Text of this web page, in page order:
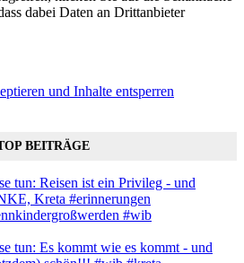
dabei Daten an Drittanbieter
und Inhalte entsperren
BEITRÄGE
tun: Reisen ist ein Privileg - und
Kreta #erinnerungen
#wib
tun: Es kommt wie es kommt - und